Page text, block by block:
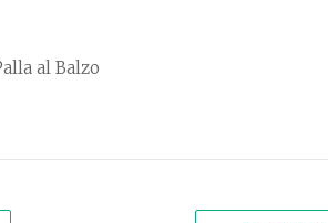
al Balzo